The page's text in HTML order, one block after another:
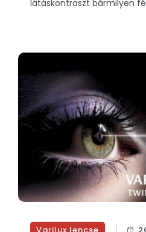
látáskontraszt bármilyen